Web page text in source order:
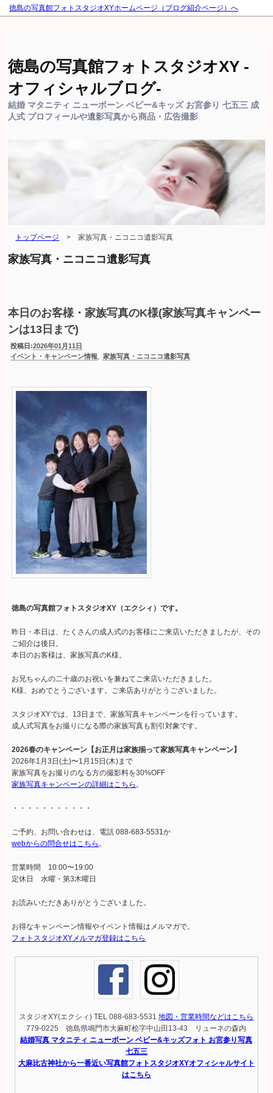
徳島の写真館フォトスタジオXYホームページ（ブログ紹介ページ）へ
徳島の写真館フォトスタジオXY -
オフィシャルブログ-
結婚 マタニティ ニューボーン ベビー&キッズ お宮参り 七五三 成
人式 プロフィールや遺影写真から商品・広告撮影
トップページ > 家族写真・ニコニコ遺影写真
家族写真・ニコニコ遺影写真
本日のお客様・家族写真のK様(家族写真キャンペー
ンは13日まで)
投稿日:2026年01月11日
イベント・キャンペーン情報, 家族写真・ニコニコ遺影写真
徳島の写真館フォトスタジオXY（エクシィ）です。
昨日・本日は、たくさんの成人式のお客様にご来店いただきましたが、その
ご紹介は後日。
本日のお客様は、家族写真のK様。
お兄ちゃんの二十歳のお祝いを兼ねてご来店いただきました。
K様、おめでとうございます。ご来店ありがとうございました。
スタジオXYでは、13日まで、家族写真キャンペーンを行っています。
成人式写真をお撮りになる際の家族写真も割引対象です。
2026春のキャンペーン【お正月は家族揃って家族写真キャンペーン】
2026年1月3日(土)〜1月15日(木)まで
家族写真をお撮りのなる方の撮影料を30%OFF
家族写真キャンペーンの詳細はこちら 。
・・・・・・・・・・・
ご予約、お問い合わせは、電話 088-683-5531か
webからの問合せはこちら 。
営業時間 10:00〜19:00
定休日 水曜・第3木曜日
お読みいただきありがとうございました。
お得なキャンペーン情報やイベント情報はメルマガで。
フォトスタジオXYメルマガ登録はこちら
スタジオXY(エクシィ) TEL 088-683-5531地図・営業時間などはこちら
779-0225 徳島県鳴門市大麻町桧字中山田13-43 リューネの森内
結婚写真 マタニティ ニューボーン ベビー&キッズフォト お宮参り写真
七五三
大麻比古神社から一番近い写真館フォトスタジオXYオフィシャルサイト
はこちら